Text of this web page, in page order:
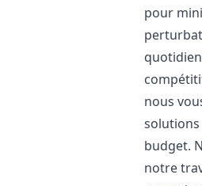
pour
nous
budget.
notre